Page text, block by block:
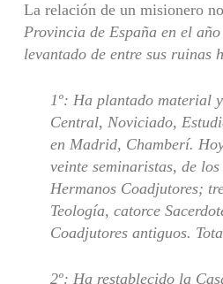
La relación de un misionero
Provincia de España en el
levantado de entre sus ruinas
1º: Ha plantado material
Central, Noviciado,
en Madrid, Chamberí.
veinte seminaristas, de
Hermanos Coadjutores;
Teología, catorce
Coadjutores antiguos.
2º: Ha restablecido la